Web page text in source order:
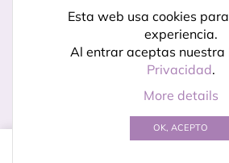
Esta web usa cookies
experiencia.
Al entrar aceptas nuestra
Privacidad.
More details
OK, ACEPTO
Licencias de uso
Política de privacidad
Aviso legal